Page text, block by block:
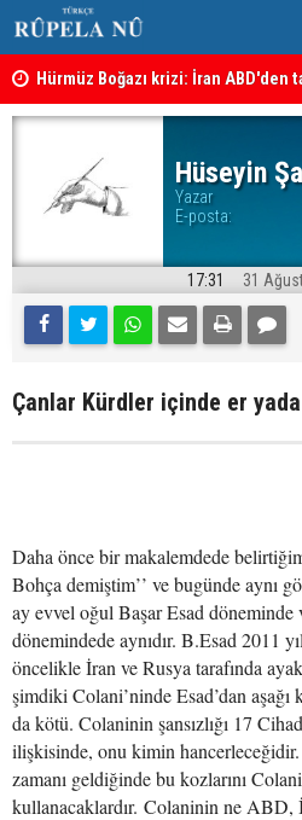
Hürmüz Boğazı krizi: İran ABD'den
Hüseyin
Yazar
E-posta:
17:31 31
Çanlar Kürdler içinde er
Daha önce bir makalemdede
Bohça demiştim’’ ve bugünde aynı
ay evvel oğul Başar Esad döneminde
dönemindede aynıdır. B.Esad 2011
öncelikle İran ve Rusya tarafında
şimdiki Colani’ninde Esad’dan aşağı
da kötü. Colaninin şansızlığı 17
ilişkisinde, onu kimin
zamanı geldiğinde bu kozlarını
kullanacaklardır. Colaninin ne ABD,